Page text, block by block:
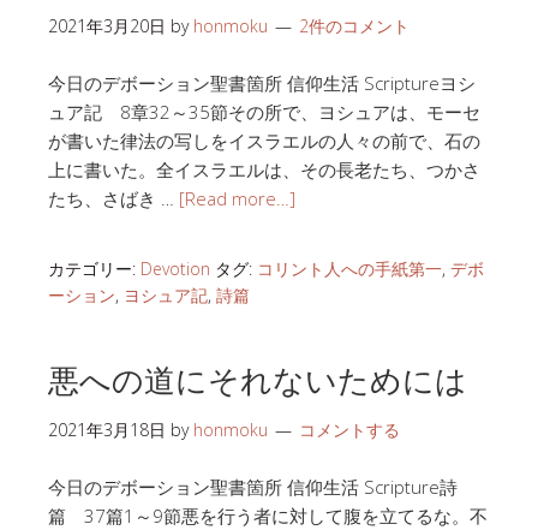
2021年3月20日 by honmoku 2件のコメント
今日のデボーション聖書箇所 信仰生活 Scriptureヨシ
ュア記 8章32～35節その所で、ヨシュアは、モーセ
が書いた律法の写しをイスラエルの人々の前で、石の
上に書いた。全イスラエルは、その長老たち、つかさ
たち、さばき … [Read more…]
カテゴリー: Devotion タグ: コリント人への手紙第一, デボ
ーション, ヨシュア記, 詩篇
悪への道にそれないためには
2021年3月18日 by honmoku コメントする
今日のデボーション聖書箇所 信仰生活 Scripture詩
篇 37篇1～9節悪を行う者に対して腹を立てるな。不